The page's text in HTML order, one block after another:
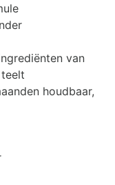
van
houdbaar,